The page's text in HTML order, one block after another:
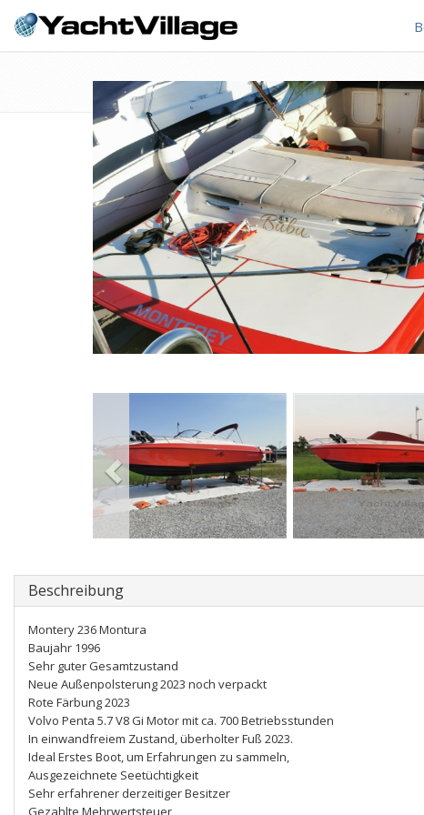
Beschreibung
Montery 236 Montura
Baujahr 1996
Sehr guter Gesamtzustand
Neue Außenpolsterung 2023 noch verpackt
Rote Färbung 2023
Volvo Penta 5.7 V8 Gi Motor mit ca. 700 Betriebsstunden
In einwandfreiem Zustand, überholter Fuß 2023.
Ideal Erstes Boot, um Erfahrungen zu sammeln,
Ausgezeichnete Seetüchtigkeit
Sehr erfahrener derzeitiger Besitzer
Gezahlte Mehrwertsteuer